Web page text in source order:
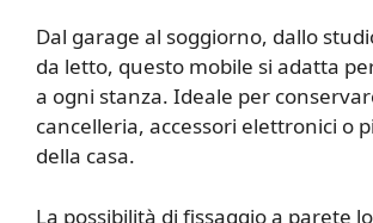
Dal garage al soggiorno, dallo
da letto, questo mobile si adatta
a ogni stanza. Ideale per
cancelleria, accessori elettronici o
della casa.
La possibilità di fissaggio a parete